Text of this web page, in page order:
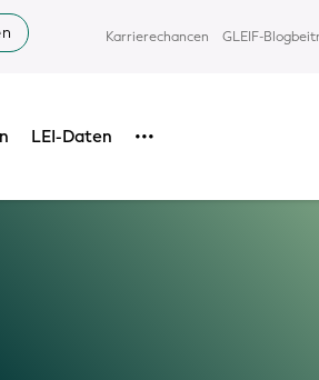
Karrierechancen GLEIF-
LEI-Daten •••